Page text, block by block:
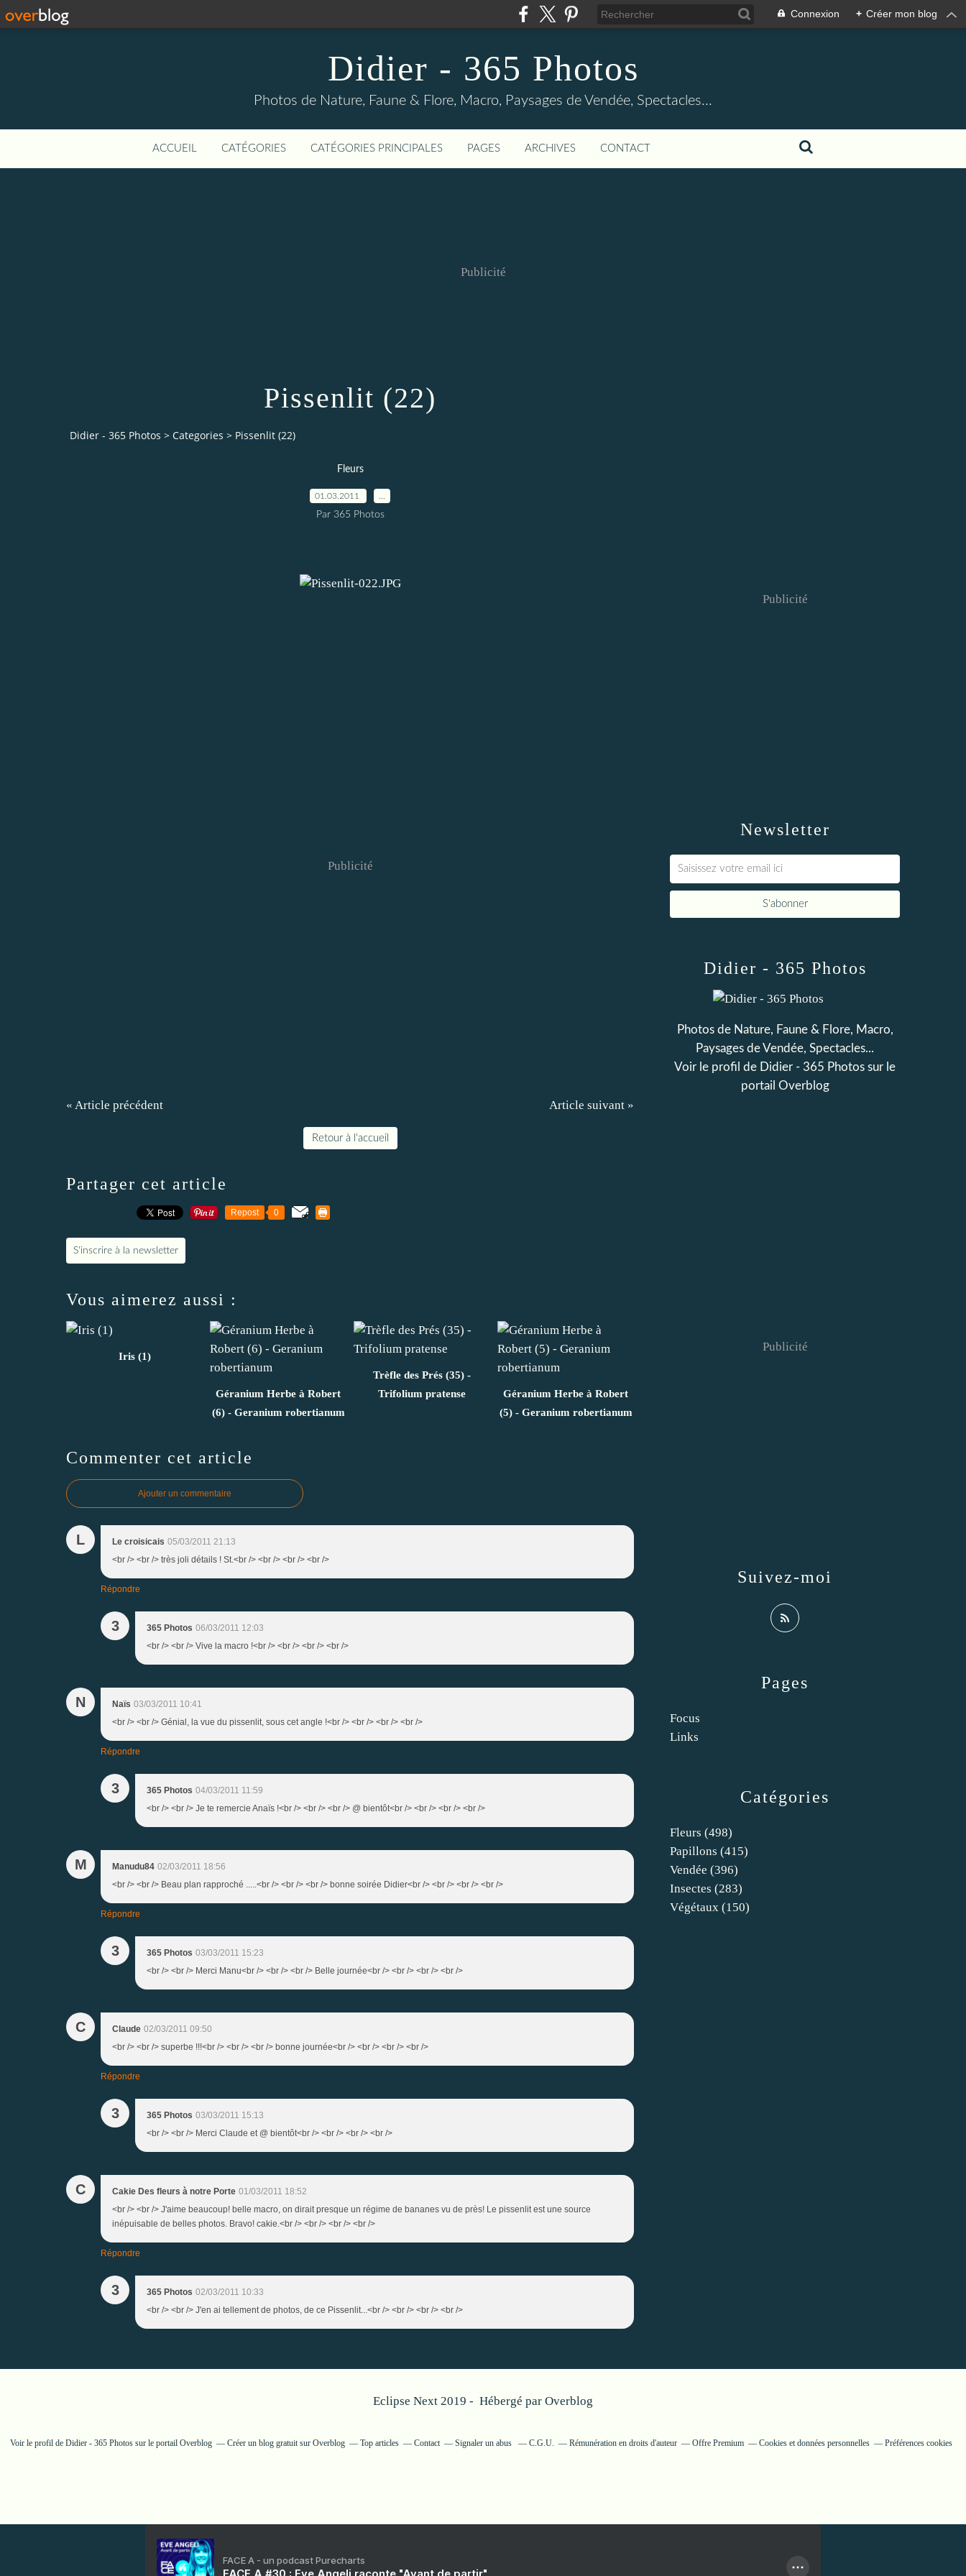
Connexion + Créer mon blog
Didier - 365 Photos
Photos de Nature, Faune & Flore, Macro, Paysages de Vendée, Spectacles...
ACCUEIL CATÉGORIES CATÉGORIES PRINCIPALES PAGES ARCHIVES CONTACT
Publicité
Pissenlit (22)
Didier - 365 Photos > Categories > Pissenlit (22)
Fleurs
01.03.2011
Par 365 Photos
Publicité
« Article précédent Article suivant »
Retour à l'accueil
Partager cet article
Repost 0
S'inscrire à la newsletter
Vous aimerez aussi :
Iris (1)
Géranium Herbe à Robert
(6) - Geranium robertianum
Trèfle des Prés (35) -
Trifolium pratense
Géranium Herbe à Robert
(5) - Geranium robertianum
Commenter cet article
Ajouter un commentaire
L Le croisicais 05/03/2011 21:13
<br /> <br /> très joli détails ! St.<br /> <br /> <br /> <br />
Répondre
3 365 Photos 06/03/2011 12:03
<br /> <br /> Vive la macro !<br /> <br /> <br /> <br />
N Naïs 03/03/2011 10:41
<br /> <br /> Génial, la vue du pissenlit, sous cet angle !<br /> <br /> <br /> <br />
Répondre
3 365 Photos 04/03/2011 11:59
<br /> <br /> Je te remercie Anaïs !<br /> <br /> <br /> @ bientôt<br /> <br /> <br /> <br />
M Manudu84 02/03/2011 18:56
<br /> <br /> Beau plan rapproché .....<br /> <br /> <br /> bonne soirée Didier<br /> <br /> <br /> <br />
Répondre
3 365 Photos 03/03/2011 15:23
<br /> <br /> Merci Manu<br /> <br /> <br /> Belle journée<br /> <br /> <br /> <br />
C Claude 02/03/2011 09:50
<br /> <br /> superbe !!!<br /> <br /> <br /> bonne journée<br /> <br /> <br /> <br />
Répondre
3 365 Photos 03/03/2011 15:13
<br /> <br /> Merci Claude et @ bientôt<br /> <br /> <br /> <br />
C Cakie Des fleurs à notre Porte 01/03/2011 18:52
<br /> <br /> J'aime beaucoup! belle macro, on dirait presque un régime de bananes vu de près! Le pissenlit est une source
inépuisable de belles photos. Bravo! cakie.<br /> <br /> <br /> <br />
Répondre
3 365 Photos 02/03/2011 10:33
<br /> <br /> J'en ai tellement de photos, de ce Pissenlit...<br /> <br /> <br /> <br />
Newsletter
Publicité
Catégories
Fleurs (498)
Papillons (415)
Vendée (396)
Insectes (283)
Végétaux (150)
Pages
Focus
Links
Didier - 365 Photos
Photos de Nature, Faune & Flore, Macro,
Paysages de Vendée, Spectacles...
Voir le profil de Didier - 365 Photos sur le
portail Overblog
Suivez-moi
Publicité
Eclipse Next 2019 - Hébergé par Overblog
Voir le profil de Didier - 365 Photossur le portail Overblog Créer un blog gratuit sur Overblog Top articles Contact Signaler un abus C.G.U. Rémunération en droits d'auteur Offre Premium Cookies et données personnelles Préférences cookies
FACE A - un podcast Purecharts